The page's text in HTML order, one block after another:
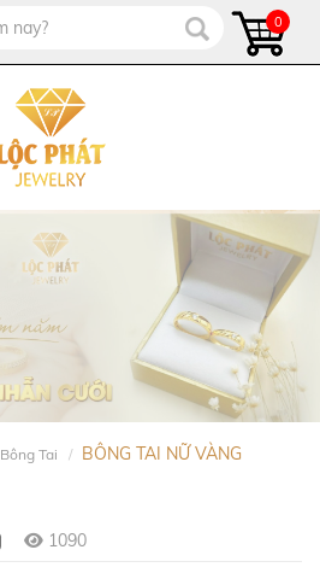
0
Bông Tai
BÔNG TAI NỮ VÀNG
1090